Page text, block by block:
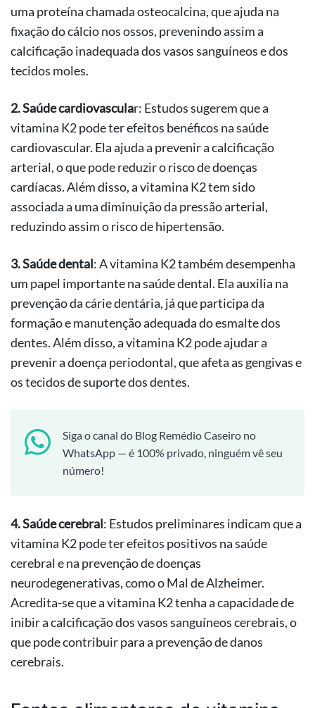
uma proteína chamada osteocalcina, que ajuda na
fixação do cálcio nos ossos, prevenindo assim a
calcificação inadequada dos vasos sanguíneos e dos
tecidos moles.
2. Saúde cardiovascular: Estudos sugerem que a
vitamina K2 pode ter efeitos benéficos na saúde
cardiovascular. Ela ajuda a prevenir a calcificação
arterial, o que pode reduzir o risco de doenças
cardíacas. Além disso, a vitamina K2 tem sido
associada a uma diminuição da pressão arterial,
reduzindo assim o risco de hipertensão.
3. Saúde dental: A vitamina K2 também desempenha
um papel importante na saúde dental. Ela auxilia na
prevenção da cárie dentária, já que participa da
formação e manutenção adequada do esmalte dos
dentes. Além disso, a vitamina K2 pode ajudar a
prevenir a doença periodontal, que afeta as gengivas e
os tecidos de suporte dos dentes.
Siga o canal do Blog Remédio Caseiro no
WhatsApp — é 100% privado, ninguém vê seu
número!
4. Saúde cerebral: Estudos preliminares indicam que a
vitamina K2 pode ter efeitos positivos na saúde
cerebral e na prevenção de doenças
neurodegenerativas, como o Mal de Alzheimer.
Acredita-se que a vitamina K2 tenha a capacidade de
inibir a calcificação dos vasos sanguíneos cerebrais, o
que pode contribuir para a prevenção de danos
cerebrais.